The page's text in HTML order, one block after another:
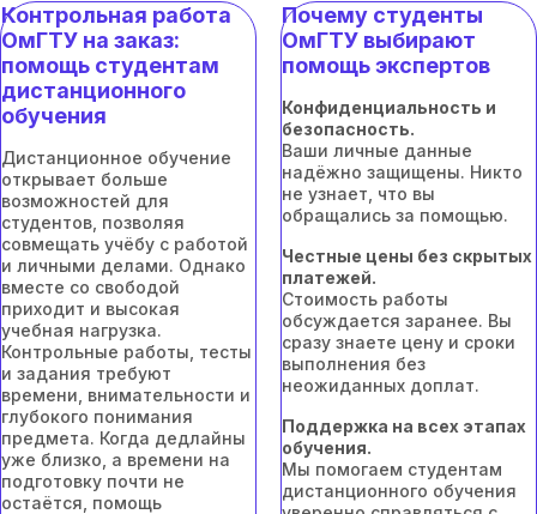
Контрольная работа
ОмГТУ на заказ:
помощь студентам
дистанционного
обучения
Дистанционное обучение
открывает больше
возможностей для
студентов, позволяя
совмещать учёбу с работой
и личными делами. Однако
вместе со свободой
приходит и высокая
учебная нагрузка.
Контрольные работы, тесты
и задания требуют
времени, внимательности и
глубокого понимания
предмета. Когда дедлайны
уже близко, а времени на
подготовку почти не
остаётся, помощь
Почему студенты
ОмГТУ выбирают
помощь экспертов
Конфиденциальность и
безопасность.
Ваши личные данные
надёжно защищены. Никто
не узнает, что вы
обращались за помощью.
Честные цены без скрытых
платежей.
Стоимость работы
обсуждается заранее. Вы
сразу знаете цену и сроки
выполнения без
неожиданных доплат.
Поддержка на всех этапах
обучения.
Мы помогаем студентам
дистанционного обучения